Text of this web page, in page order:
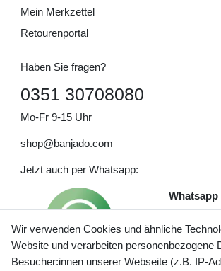
Mein Merkzettel
Retourenportal
Haben Sie fragen?
0351 30708080
Mo-Fr 9-15 Uhr
shop@banjado.com
Jetzt auch per Whatsapp:
Wir verwenden Cookies und ähnliche
Website und verarbeiten personenbezogene
Besucher:innen unserer Webseite (z.B. IP-